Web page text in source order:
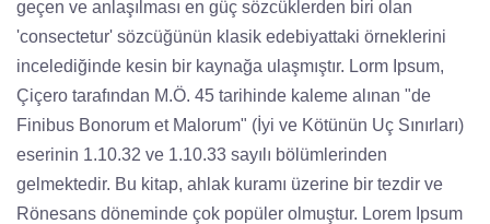
geçen ve anlaşılması en güç sözcüklerden biri olan
'consectetur' sözcüğünün klasik edebiyattaki örneklerini
incelediğinde kesin bir kaynağa ulaşmıştır. Lorm Ipsum,
Çiçero tarafından M.Ö. 45 tarihinde kaleme alınan "de
Finibus Bonorum et Malorum" (İyi ve Kötünün Uç Sınırları)
eserinin 1.10.32 ve 1.10.33 sayılı bölümlerinden
gelmektedir. Bu kitap, ahlak kuramı üzerine bir tezdir ve
Rönesans döneminde çok popüler olmuştur. Lorem Ipsum